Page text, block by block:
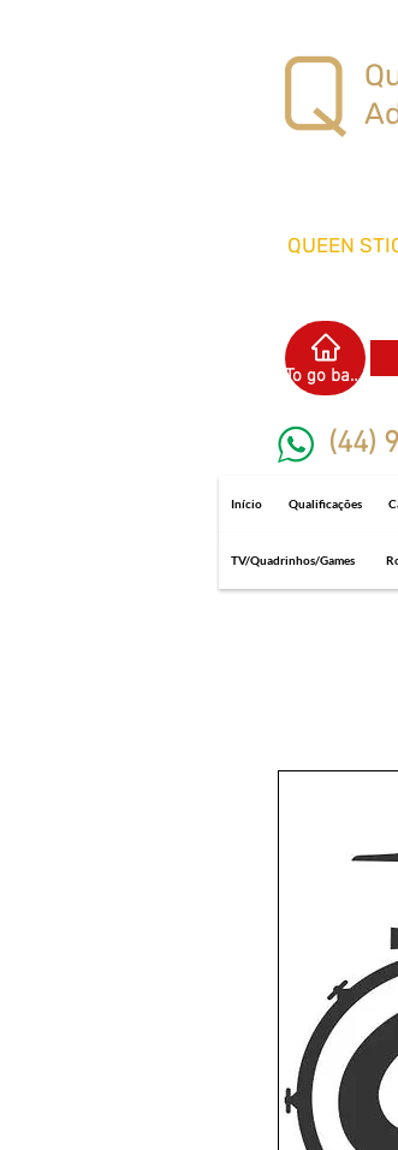
QUEEN
To go back
(44)
Início Qualificações
TV/Quadrinhos/Games